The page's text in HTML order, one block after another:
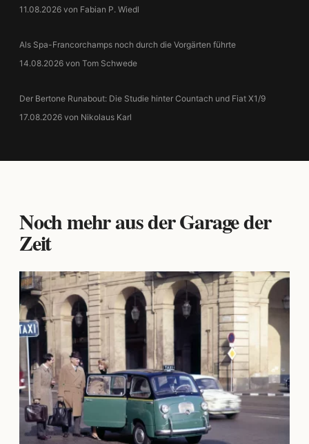
11.08.2026 von Fabian P. Wiedl
Als Spa-Francorchamps noch durch die Vorgärten führte
14.08.2026 von Tom Schwede
Der Bertone Runabout: Die Studie hinter Countach und Fiat X1/9
17.08.2026 von Nikolaus Karl
Noch mehr aus der Garage der
Zeit